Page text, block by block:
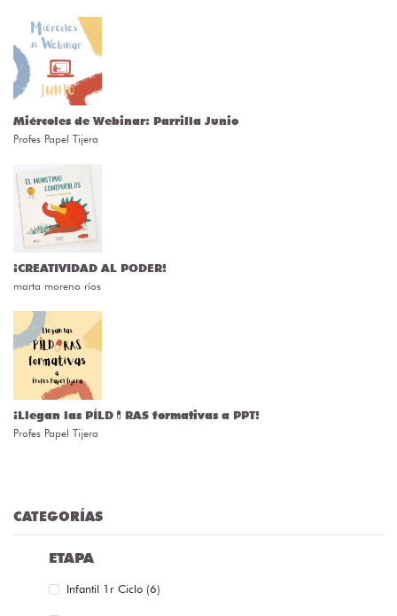
Miércoles de Webinar: Parrilla Junio
Profes Papel Tijera
¡CREATIVIDAD AL PODER!
marta moreno ríos
¡Llegan las PÍLD💊RAS formativas a PPT!
Profes Papel Tijera
CATEGORÍAS
ETAPA
Infantil 1r Ciclo (6)